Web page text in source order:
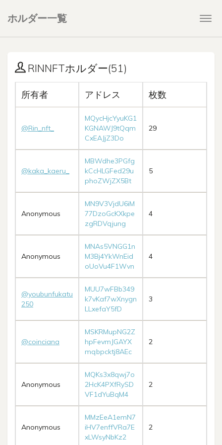
ホルダー一覧
RINNFTホルダー(51)
所有者 アドレス 枚数
@Rin_nft_
MQycHjcYyuKG1
KGNAWJ9tQqm
CxEAJjZ3Do
29
@kaka_kaeru_
MBWdhe3PGfg
kCcHLGFed29u
phoZWjZX5Bt
5
Anonymous
MN9V3VjdU6iM
77DzoGcKXkpe
zgRDVqjung
4
Anonymous
MNAs5VNGG1n
M3Bj4YkWnEid
oUoVu4F1Wvn
4
@youbunfukatu
250
MUU7wFBb349
k7vKaf7wXnygn
LLxefaY5fD
3
@coinciana
MSKRMupNG2Z
hpFevmJGAYX
mqbpcktj8AEc
2
Anonymous
MQKs3x8qwj7o
2HcK4PXfRySD
VF1dYuBqM4
2
Anonymous
MMzEeA1emN7
iHV7enffVRa7E
xLWsyNbKz2
2